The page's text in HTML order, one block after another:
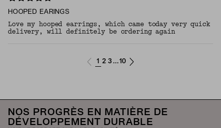
HOOPED EARINGS
Love my hooped earrings, which came today very quick
delivery, will definitely be ordering again
1 2 3 ...10
NOS PROGRÈS EN MATIÈRE DE
DÉVELOPPEMENT DURABLE